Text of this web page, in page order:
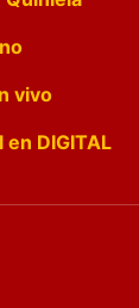
vivo
en DIGITAL